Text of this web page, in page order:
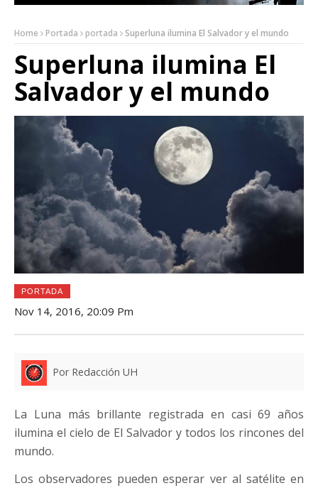
Home Portada portada Superluna ilumina El Salvador y el mundo
Superluna ilumina El
Salvador y el mundo
PORTADA
Nov 14, 2016, 20:09 Pm
Por Redacción UH
La Luna más brillante registrada en casi 69 años
ilumina el cielo de El Salvador y todos los rincones del
mundo.
Los observadores pueden esperar ver al satélite en